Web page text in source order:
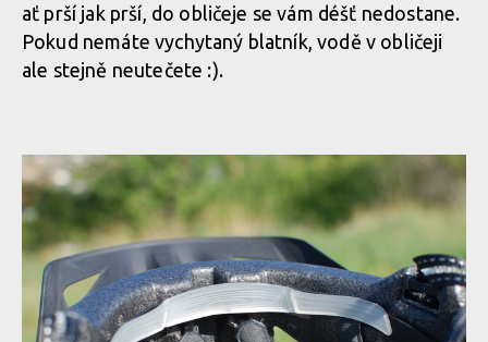
ať prší jak prší, do obličeje se vám déšť nedostane.
Pokud nemáte vychytaný blatník, vodě v obličeji
ale stejně neutečete :).